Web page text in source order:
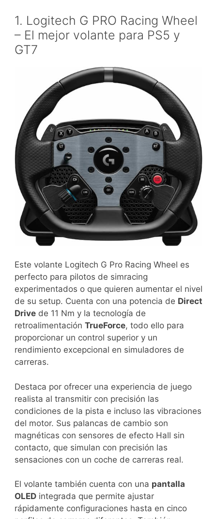
1. Logitech G PRO Racing Wheel
– El mejor volante para PS5 y
GT7
Este volante Logitech G Pro Racing Wheel es
perfecto para pilotos de simracing
experimentados o que quieren aumentar el nivel
de su setup. Cuenta con una potencia de Direct
Drive de 11 Nm y la tecnología de
retroalimentación TrueForce, todo ello para
proporcionar un control superior y un
rendimiento excepcional en simuladores de
carreras.
Destaca por ofrecer una experiencia de juego
realista al transmitir con precisión las
condiciones de la pista e incluso las vibraciones
del motor. Sus palancas de cambio son
magnéticas con sensores de efecto Hall sin
contacto, que simulan con precisión las
sensaciones con un coche de carreras real.
El volante también cuenta con una pantalla
OLED integrada que permite ajustar
rápidamente configuraciones hasta en cinco